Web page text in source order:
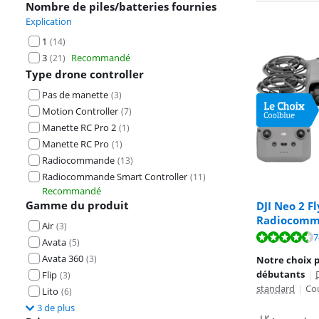
Nombre de piles/batteries fournies
Explication
1 (14)
3 (21) Recommandé
Type drone controller
Pas de manette (3)
Motion Controller (7)
Manette RC Pro 2 (1)
Manette RC Pro (1)
Radiocommande (13)
Radiocommande Smart Controller (11)
Recommandé
Gamme du produit
Air (3)
Avata (5)
Avata 360 (3)
Flip (3)
Lito (6)
3 de plus
DJI Neo 2
La note est de
Notre choix
débutants |
standard |
La note est de
La note est de